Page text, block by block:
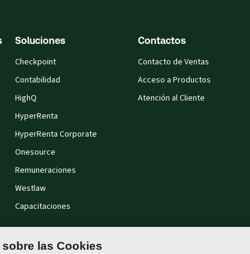
Soluciones
Checkpoint
Contabilidad
HighQ
HyperRenta
HyperRenta Corporate
Onesource
Remuneraciones
Westlaw
Capacitaciones
Contactos
Contacto de Ventas
Acceso a Productos
Atención al Cliente
las Cookies